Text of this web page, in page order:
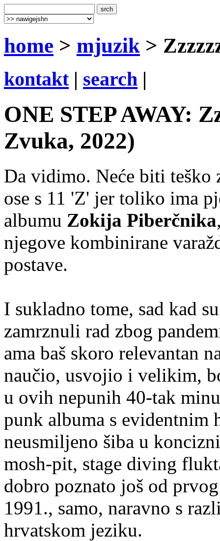
home > mjuzik >
kontakt| search |
ONE STEP AWAY:
Zvuka, 2022)
Da vidimo. Neće biti teško
ose s 11 'Z' jer toliko ima
albumu Zokija Piberčnika
njegove kombinirane
postave.
I sukladno tome, sad kad
zamrznuli rad zbog
ama baš skoro relevantan
naučio, usvojio i velikim,
u ovih nepunih 40-tak
punk albuma s evidentnim
neusmiljeno šiba u
mosh-pit, stage diving
dobro poznato još od
1991., samo, naravno s
hrvatskom jeziku.